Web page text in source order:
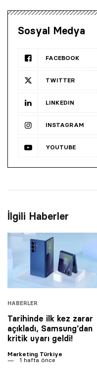
Sosyal Medya
FACEBOOK
TWITTER
LINKEDIN
INSTAGRAM
YOUTUBE
İlgili Haberler
HABERLER
Tarihinde ilk kez zarar
açıkladı, Samsung’dan
kritik uyarı geldi!
Marketing Türkiye
1 hafta önce